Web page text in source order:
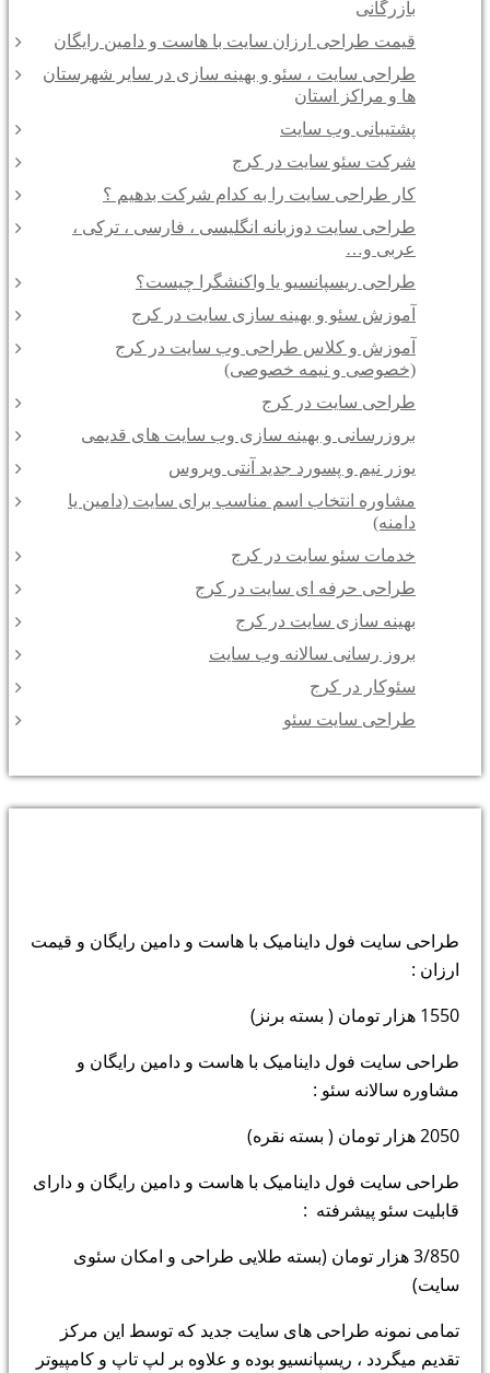
بازرگانی
قیمت طراحی ارزان سایت با هاست و دامین رایگان
طراحی سایت ، سئو و بهینه سازی در سایر شهرستان
ها و مراکز استان
پشتیبانی وب سایت
شرکت سئو سایت در کرج
کار طراحی سایت را به کدام شرکت بدهیم ؟
طراحی سایت دوزبانه انگلیسی ، فارسی ، ترکی ،
عربی و…
طراحی ریسپانسیو یا واکنشگرا چیست؟
آموزش سئو و بهینه سازی سایت در کرج
آموزش و کلاس طراحی وب سایت در کرج
(خصوصی و نیمه خصوصی)
طراحی سایت در کرج
بروزرسانی و بهینه سازی وب سایت های قدیمی
یوزر نیم و پسورد جدید آنتی ویروس
مشاوره انتخاب اسم مناسب برای سایت (دامین یا
دامنه)
خدمات سئو سایت در کرج
طراحی حرفه ای سایت در کرج
بهینه سازی سایت در کرج
بروز رسانی سالانه وب سایت
سئوکار در کرج
طراحی سایت سئو
طراحی سایت فول داینامیک با هاست و دامین رایگان و قیمت
ارزان :
1550 هزار تومان ( بسته برنز)
طراحی سایت فول داینامیک با هاست و دامین رایگان و
مشاوره سالانه سئو :
2050 هزار تومان ( بسته نقره)
طراحی سایت فول داینامیک با هاست و دامین رایگان و دارای
قابلیت سئو پیشرفته :
3/850 هزار تومان (بسته طلایی طراحی و امکان سئوی
سایت)
تمامی نمونه طراحی های سایت جدید که توسط این مرکز
تقدیم میگردد ، ریسپانسیو بوده و علاوه بر لپ تاپ و کامپیوتر